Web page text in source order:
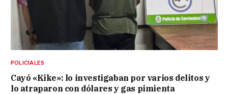
POLICIALES
Cayó «Kike»: lo investigaban por varios delitos y
lo atraparon con dólares y gas pimienta